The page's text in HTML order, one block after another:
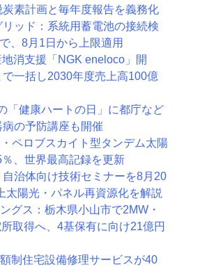
素計画と毎年度報告を義務化
ッド：系統用蓄電池の接続検
、8月1日から上限適用
消支援「NGK eneloco」開
一括し2030年度売上高100億
「健康ハートの日」に都庁など
の予防講座も開催
ペロブスカイト型タンデム太陽
、世界最高記録を更新
治体向け技術セミナーを8月20
太陽光・パネル再資源化を解説
グス：栃木県小山市で2MW・
取得へ、4基保有に向け21億円
制住宅設備修理サービスが40